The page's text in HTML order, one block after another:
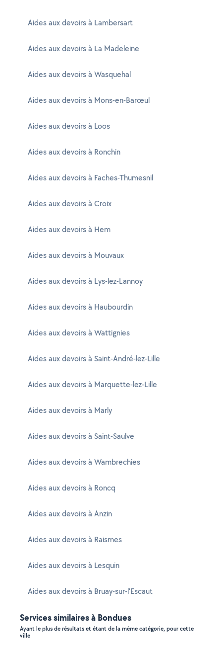
Aides aux devoirs à Lambersart
Aides aux devoirs à La Madeleine
Aides aux devoirs à Wasquehal
Aides aux devoirs à Mons-en-Barœul
Aides aux devoirs à Loos
Aides aux devoirs à Ronchin
Aides aux devoirs à Faches-Thumesnil
Aides aux devoirs à Croix
Aides aux devoirs à Hem
Aides aux devoirs à Mouvaux
Aides aux devoirs à Lys-lez-Lannoy
Aides aux devoirs à Haubourdin
Aides aux devoirs à Wattignies
Aides aux devoirs à Saint-André-lez-Lille
Aides aux devoirs à Marquette-lez-Lille
Aides aux devoirs à Marly
Aides aux devoirs à Saint-Saulve
Aides aux devoirs à Wambrechies
Aides aux devoirs à Roncq
Aides aux devoirs à Anzin
Aides aux devoirs à Raismes
Aides aux devoirs à Lesquin
Aides aux devoirs à Bruay-sur-l'Escaut
Services similaires à Bondues
Ayant le plus de résultats et étant de la même catégorie, pour cette
ville